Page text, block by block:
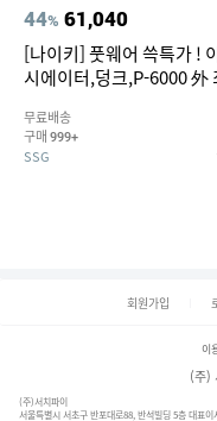
44% 61,040
[나이키] 풋웨어 쓱특가 !
시에이터,덩크,P-6000 外
무료배송
구매 999+
SSG
회원가입
이
(주)
(주)서치파이
서울특별시 서초구 반포대로88, 반석빌딩 5층 대표이